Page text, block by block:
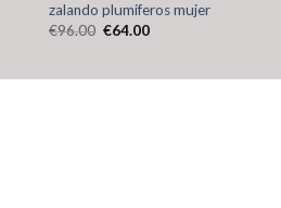
zalando plumiferos mujer
€96.00 €64.00